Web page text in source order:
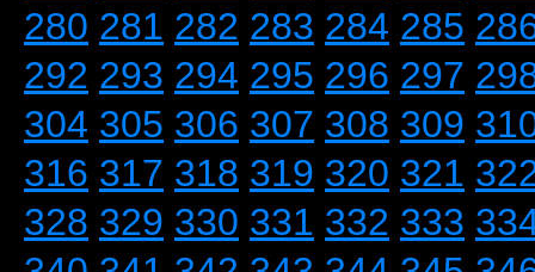
280 281 282 283 284 285
292 293 294 295 296 297
304 305 306 307 308 309
316 317 318 319 320 321
328 329 330 331 332 333